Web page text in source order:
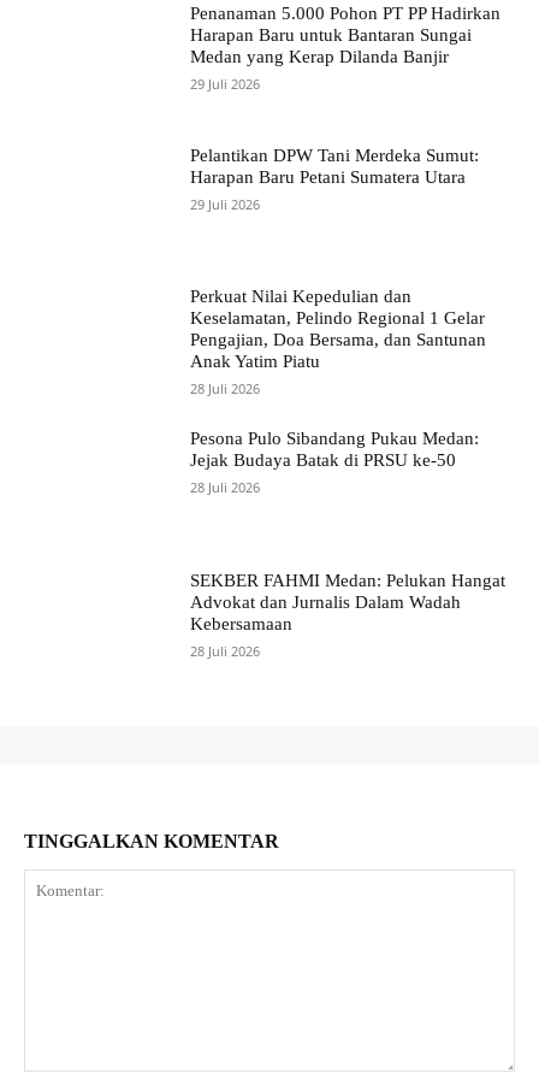
Penanaman 5.000 Pohon PT PP Hadirkan
Harapan Baru untuk Bantaran Sungai
Medan yang Kerap Dilanda Banjir
29 Juli 2026
Pelantikan DPW Tani Merdeka Sumut:
Harapan Baru Petani Sumatera Utara
29 Juli 2026
Perkuat Nilai Kepedulian dan
Keselamatan, Pelindo Regional 1 Gelar
Pengajian, Doa Bersama, dan Santunan
Anak Yatim Piatu
28 Juli 2026
Pesona Pulo Sibandang Pukau Medan:
Jejak Budaya Batak di PRSU ke-50
28 Juli 2026
SEKBER FAHMI Medan: Pelukan Hangat
Advokat dan Jurnalis Dalam Wadah
Kebersamaan
28 Juli 2026
TINGGALKAN KOMENTAR